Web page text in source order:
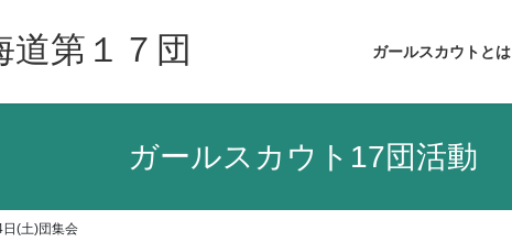
第１７団 ガールスカウトとは
ガールスカウト17団活動
(土)団集会